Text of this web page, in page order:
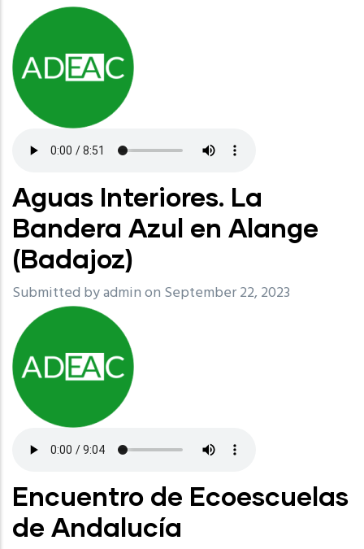
Aguas Interiores. La
Bandera Azul en Alange
(Badajoz)
Submitted byadminon September 22, 2023
Encuentro de Ecoescuelas
de Andalucía